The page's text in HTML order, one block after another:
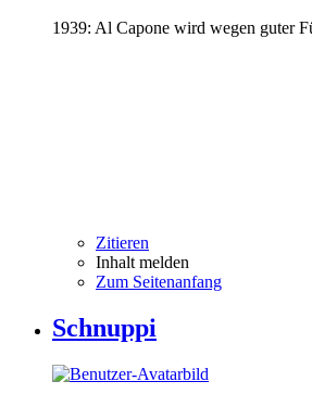
1939: Al Capone wird wegen guter
Zitieren
Inhalt melden
Zum Seitenanfang
Schnuppi